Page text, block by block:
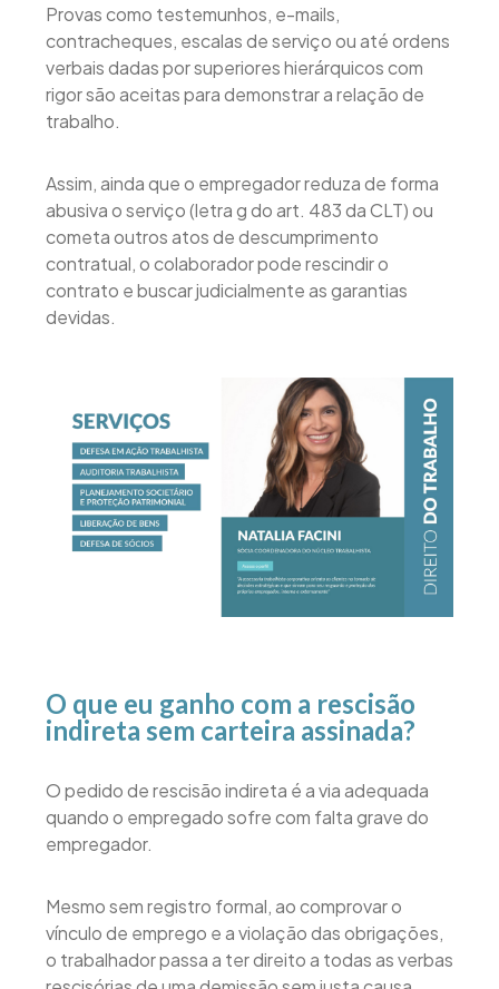
Provas como testemunhos, e-mails,
contracheques, escalas de serviço ou até ordens
verbais dadas por superiores hierárquicos com
rigor são aceitas para demonstrar a relação de
trabalho.
Assim, ainda que o empregador reduza de forma
abusiva o serviço (letra g do art. 483 da CLT) ou
cometa outros atos de descumprimento
contratual, o colaborador pode rescindir o
contrato e buscar judicialmente as garantias
devidas.
O que eu ganho com a rescisão
indireta sem carteira assinada?
O pedido de rescisão indireta é a via adequada
quando o empregado sofre com falta grave do
empregador.
Mesmo sem registro formal, ao comprovar o
vínculo de emprego e a violação das obrigações,
o trabalhador passa a ter direito a todas as verbas